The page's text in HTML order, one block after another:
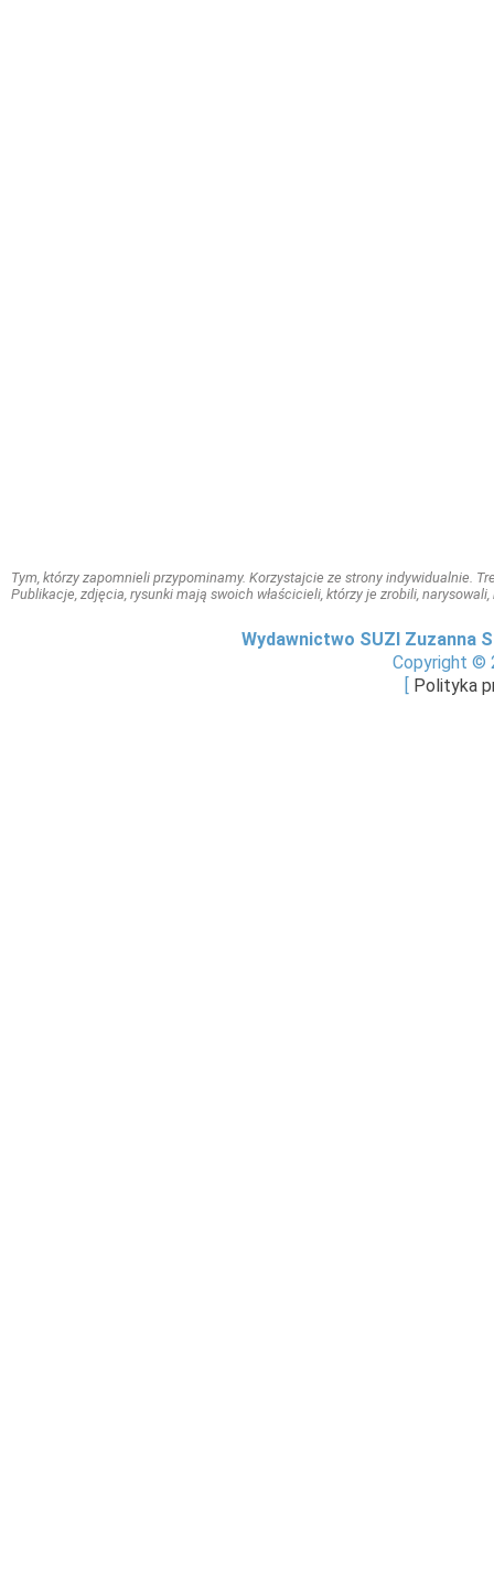
Tym, którzy zapomnieli przypominamy. Korzystajcie ze strony indywidualnie.
Publikacje, zdjęcia, rysunki mają swoich właścicieli, którzy je zrobili,
Wydawnictwo SUZI Zuzanna
Copyright ©
Polityka